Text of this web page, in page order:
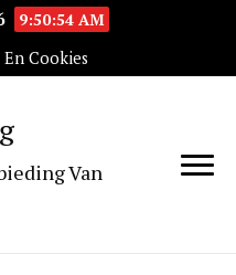
9:50:54 AM
Cookies
Van